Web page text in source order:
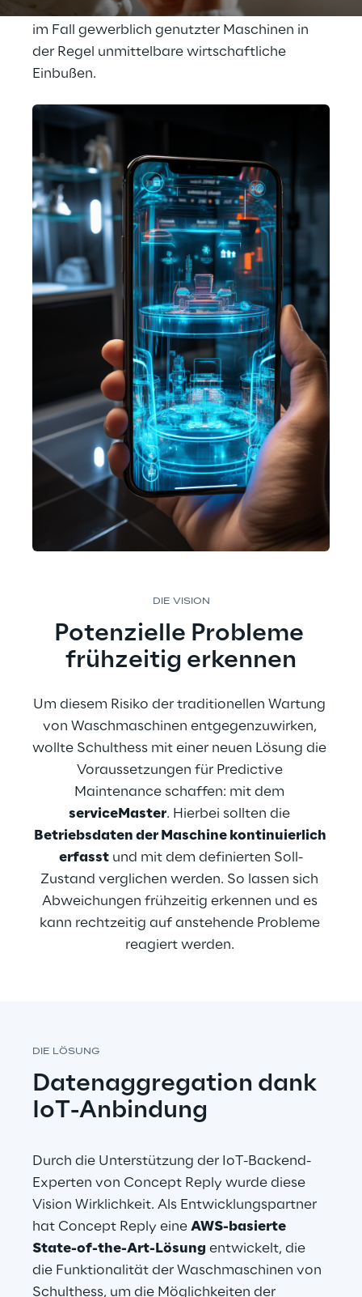
vermeiden gilt. Schließlich bedeuten diese
im Fall gewerblich genutzter Maschinen in
der Regel unmittelbare wirtschaftliche
Einbußen.
DIE VISION
Potenzielle Probleme
frühzeitig erkennen
Um diesem Risiko der traditionellen Wartung
von Waschmaschinen entgegenzuwirken,
wollte Schulthess mit einer neuen Lösung die
Voraussetzungen für Predictive
Maintenance schaffen: mit dem
serviceMaster. Hierbei sollten die
Betriebsdaten der Maschine kontinuierlich
erfasst und mit dem definierten Soll-
Zustand verglichen werden. So lassen sich
Abweichungen frühzeitig erkennen und es
kann rechtzeitig auf anstehende Probleme
reagiert werden.
DIE LÖSUNG
Datenaggregation dank
IoT-Anbindung
Durch die Unterstützung der IoT-Backend-
Experten von Concept Reply wurde diese
Vision Wirklichkeit. Als Entwicklungspartner
hat Concept Reply eine AWS-basierte
State-of-the-Art-Lösung entwickelt, die
die Funktionalität der Waschmaschinen von
Schulthess, um die Möglichkeiten der